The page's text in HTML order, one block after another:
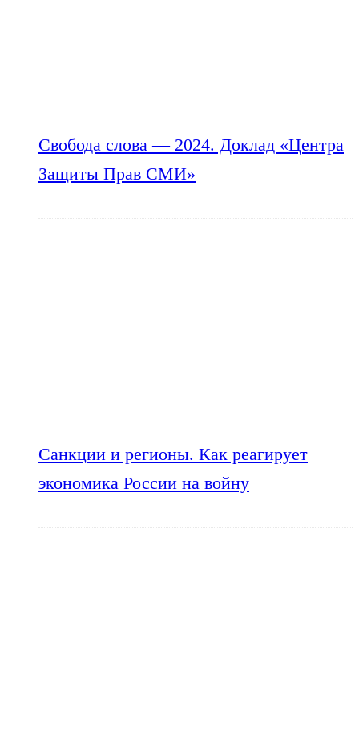
Свобода слова — 2024. Доклад «Центра
Защиты Прав СМИ»
Санкции и регионы. Как реагирует
экономика России на войну